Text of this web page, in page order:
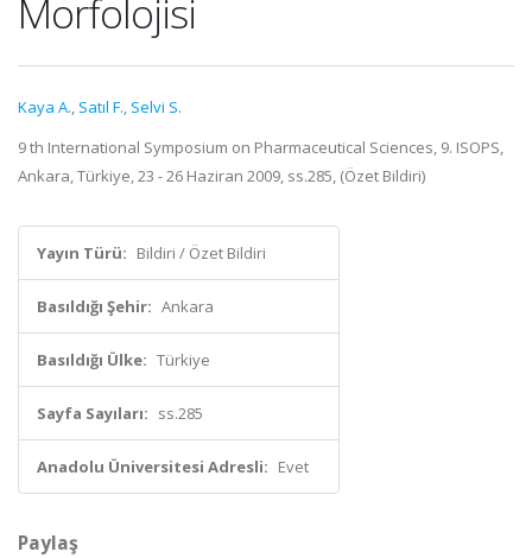
Morfolojisi
Kaya A., Satıl F., Selvi S.
9 th International Symposium on Pharmaceutical Sciences, 9. ISOPS,
Ankara, Türkiye, 23 - 26 Haziran 2009, ss.285, (Özet Bildiri)
Yayın Türü: Bildiri / Özet Bildiri
Basıldığı Şehir: Ankara
Basıldığı Ülke: Türkiye
Sayfa Sayıları: ss.285
Anadolu Üniversitesi Adresli: Evet
Paylaş